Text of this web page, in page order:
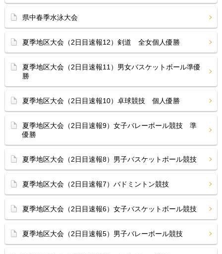
県中春季水泳大会
夏季地区大会（2日目速報12）剣道 全女個人優勝
夏季地区大会（2日目速報11）男女バスケットボール準優
勝
夏季地区大会（2日目速報10）卓球競技 個人優勝
夏季地区大会（2日目速報9）女子バレーボール競技 準
優勝
夏季地区大会（2日目速報8）男子バスケットボール競技
夏季地区大会（2日目速報7）バドミントン競技
夏季地区大会（2日目速報6）女子バスケットボール競技
夏季地区大会（2日目速報5）男子バレーボール競技